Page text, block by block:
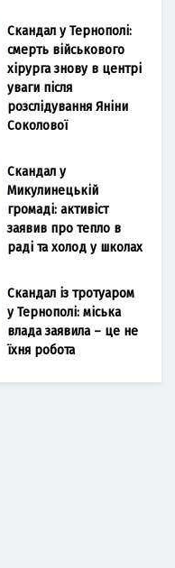
Скандал у Тернополі:
смерть військового
хірурга знову в центрі
уваги після
розслідування Яніни
Соколової
Скандал у
Микулинецькій
громаді: активіст
заявив про тепло в
раді та холод у школах
Скандал із тротуаром
у Тернополі: міська
влада заявила – це не
їхня робота